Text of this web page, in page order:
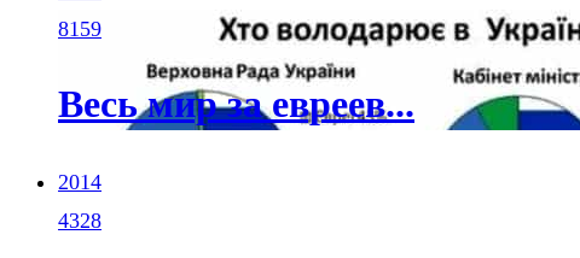
8159
Весь мир за евреев...
2014
4328